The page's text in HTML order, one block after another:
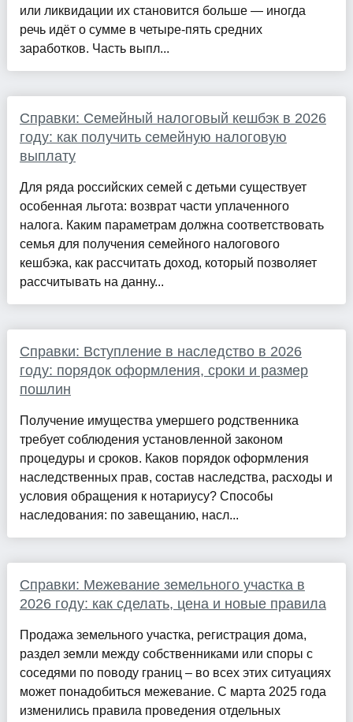
или ликвидации их становится больше — иногда
речь идёт о сумме в четыре-пять средних
заработков. Часть выпл...
Справки: Семейный налоговый кешбэк в 2026
году: как получить семейную налоговую
выплату
Для ряда российских семей с детьми существует
особенная льгота: возврат части уплаченного
налога. Каким параметрам должна соответствовать
семья для получения семейного налогового
кешбэка, как рассчитать доход, который позволяет
рассчитывать на данну...
Справки: Вступление в наследство в 2026
году: порядок оформления, сроки и размер
пошлин
Получение имущества умершего родственника
требует соблюдения установленной законом
процедуры и сроков. Каков порядок оформления
наследственных прав, состав наследства, расходы и
условия обращения к нотариусу? Способы
наследования: по завещанию, насл...
Справки: Межевание земельного участка в
2026 году: как сделать, цена и новые правила
Продажа земельного участка, регистрация дома,
раздел земли между собственниками или споры с
соседями по поводу границ – во всех этих ситуациях
может понадобиться межевание. С марта 2025 года
изменились правила проведения отдельных